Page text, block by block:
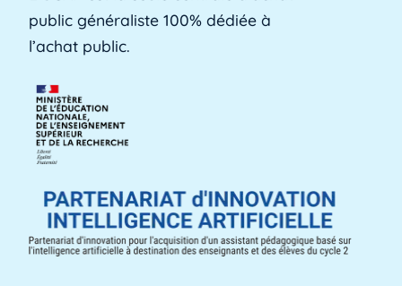
Lire plus »
Aménagements d'apprentissage
Les aménagements d'apprentissage peuvent
faire référence à du temps supplémentaire
pour la [...]
ANACT
ANACT est l'acronyme de l'Agence nationale
public généraliste 100% dédiée à
l’achat public.